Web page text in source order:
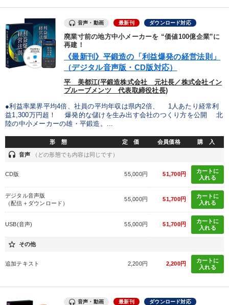
音声・動画 最新刊 ダウンロード対応
廃業寸前の地方中小メーカーを “価値100億企業”に
再建！
《最新刊》平鍛造の「利益爆発の経営法則」
（デジタル音声版・CD版対応）
平 美都江(平鍛造株式会社 元社長／株式会社イン
プルーブメンツ 代表取締役社長)
●利益率業界平均4倍、社員の平均年収は県内2倍、 1人あたり経常利
益1,300万円超！ 爆発的な儲けを生み出す会社のつくり方を公開 北
陸の中小メーカーの雄・平鍛造。...
形 態 定 価 会員価格 購 入
headset 音声 （どの形態でも内容は同じです）
CD版 55,000円 51,700円
カートに
入れる
デジタル音声版
（配信＋ダウンロード）
55,000円 51,700円
カートに
入れる
USB(音声) 55,000円 51,700円
カートに
入れる
star_border その他
追加テキスト 2,200円 2,200円
カートに
入れる
音声・動画 最新刊 ダウンロード対応